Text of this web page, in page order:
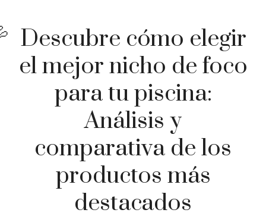
Descubre cómo elegir
el mejor nicho de foco
para tu piscina:
Análisis y
comparativa de los
productos más
destacados